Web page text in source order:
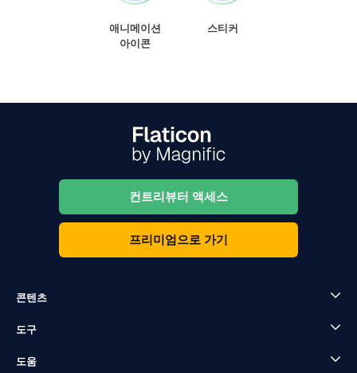
애니메이션
아이콘
스티커
컨트리뷰터 액세스
프리미엄으로 가기
콘텐츠
도구
도움